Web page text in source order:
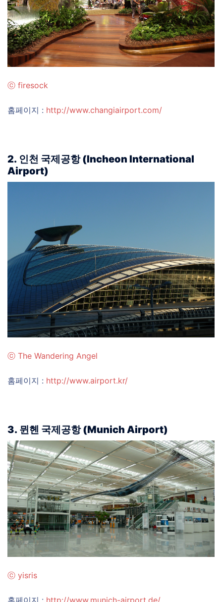
ⓒ firesock
홈페이지 : http://www.changiairport.com/
2. 인천 국제공항 (Incheon International
Airport)
ⓒ The Wandering Angel
홈페이지 : http://www.airport.kr/
3. 뮌헨 국제공항 (Munich Airport)
ⓒ yisris
홈페이지 : http://www.munich-airport.de/